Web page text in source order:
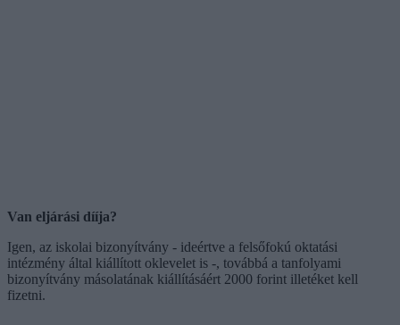
Van eljárási dííja?
Igen, az iskolai bizonyítvány - ideértve a felsőfokú oktatási
intézmény által kiállított oklevelet is -, továbbá a tanfolyami
bizonyítvány másolatának kiállításáért 2000 forint illetéket kell
fizetni.